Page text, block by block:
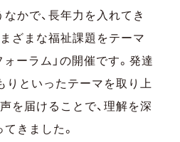
かで、長年力を入れてき
ざまな福祉課題をテーマ
ーラム」の開催です。発達
りといったテーマを取り上
を届けることで、理解を深
きました。